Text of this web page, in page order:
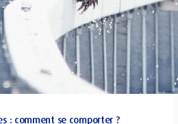
: comment se comporter ?